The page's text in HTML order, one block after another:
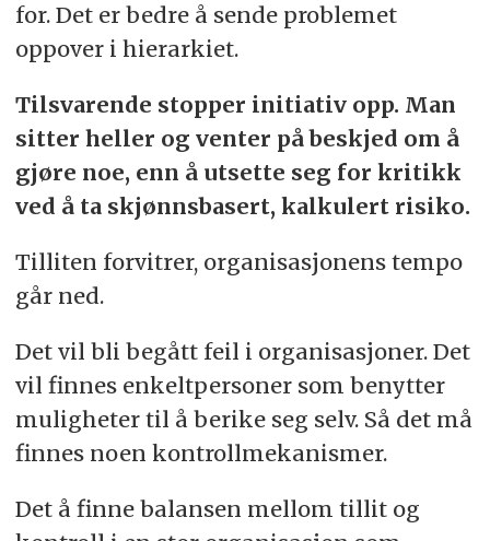
for. Det er bedre å sende problemet
oppover i hierarkiet.
Tilsvarende stopper initiativ opp. Man
sitter heller og venter på beskjed om å
gjøre noe, enn å utsette seg for kritikk
ved å ta skjønnsbasert, kalkulert risiko.
Tilliten forvitrer, organisasjonens tempo
går ned.
Det vil bli begått feil i organisasjoner. Det
vil finnes enkeltpersoner som benytter
muligheter til å berike seg selv. Så det må
finnes noen kontrollmekanismer.
Det å finne balansen mellom tillit og